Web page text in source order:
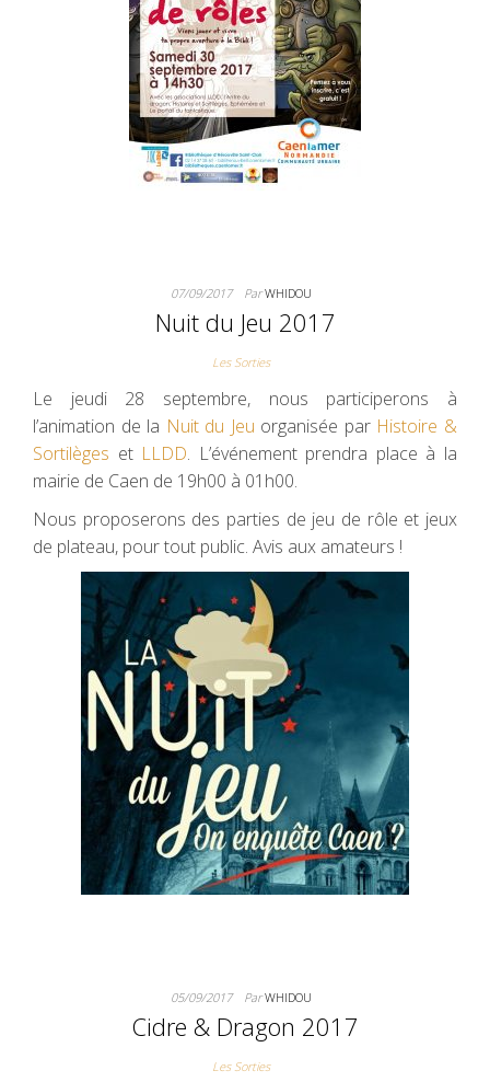
07/09/2017 ParWHIDOU
Nuit du Jeu 2017
Les Sorties
Le jeudi 28 septembre, nous participerons à
l’animation de la Nuit du Jeu organisée par Histoire &
Sortilèges et LLDD. L’événement prendra place à la
mairie de Caen de 19h00 à 01h00.
Nous proposerons des parties de jeu de rôle et jeux
de plateau, pour tout public. Avis aux amateurs !
05/09/2017 ParWHIDOU
Cidre & Dragon 2017
Les Sorties